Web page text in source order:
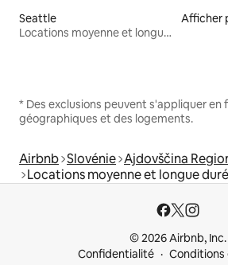
Seattle
Locations moyenne et longue durée
Afficher
* Des exclusions peuvent s'appliquer en
géographiques et des logements.
Airbnb Slovénie Ajdovščina
Locations moyenne et longue
© 2026 Airbnb, Inc.
Confidentialité
Conditions